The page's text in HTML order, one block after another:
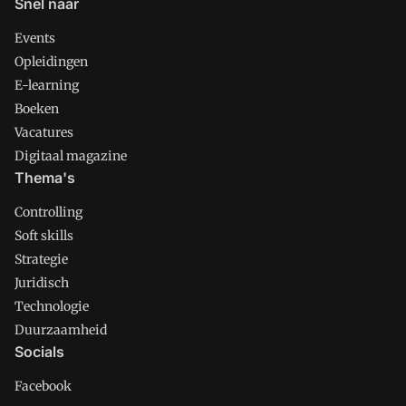
Snel naar
Events
Opleidingen
E-learning
Boeken
Vacatures
Digitaal magazine
Thema's
Controlling
Soft skills
Strategie
Juridisch
Technologie
Duurzaamheid
Socials
Facebook